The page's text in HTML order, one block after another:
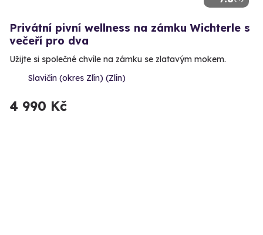
Privátní pivní wellness na zámku Wichterle s
večeří pro dva
Užijte si společné chvíle na zámku se zlatavým mokem.
Slavičín (okres Zlín) (Zlín)
4 990 Kč